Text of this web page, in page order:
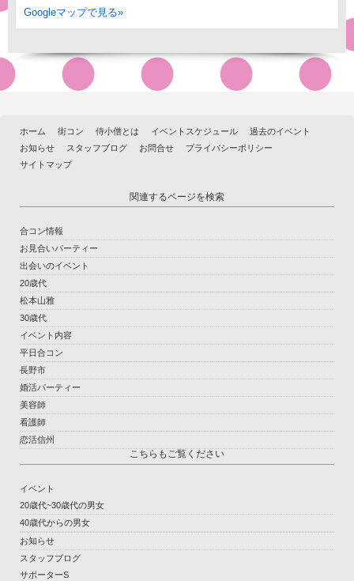
Googleマップで見る»
ホーム 街コン 侍小僧とは イベントスケジュール
過去のイベント
お知らせ
スタッフブログ お問合せ
プライバシーポリシー
サイトマップ
関連するページを検索
合コン情報
お見合いパーティー
出会いのイベント
20歳代
松本山雅
30歳代
イベント内容
平日合コン
長野市
婚活パーティー
美容師
看護師
恋活信州
こちらもご覧ください
イベント
20歳代~30歳代の男女
40歳代からの男女
お知らせ
スタッフブログ
サポーターS